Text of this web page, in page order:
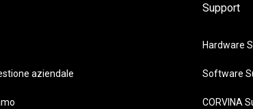
aziendale
Support
Hardware
Software
CORVINA